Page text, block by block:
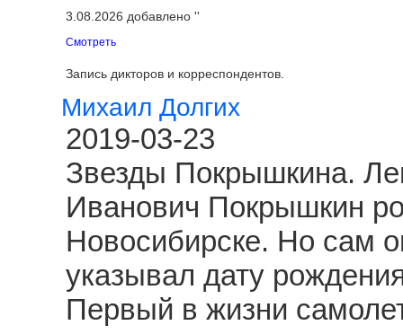
3.08.2026 добавлено ''
Смотреть
Запись дикторов и корреспондентов.
Михаил Долгих
2019-03-23
Звезды Покрышкина.
Иванович Покрышкин
Новосибирске. Но сам
указывал дату
Первый в жизни